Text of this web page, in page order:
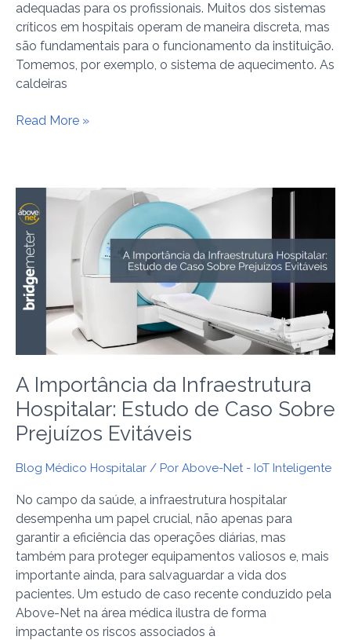
adequadas para os profissionais. Muitos dos sistemas
críticos em hospitais operam de maneira discreta, mas
são fundamentais para o funcionamento da instituição.
Tomemos, por exemplo, o sistema de aquecimento. As
caldeiras
Read More »
A Importância da Infraestrutura
Hospitalar: Estudo de Caso Sobre
Prejuízos Evitáveis
Blog Médico Hospitalar / Por Above-Net - IoT Inteligente
No campo da saúde, a infraestrutura hospitalar
desempenha um papel crucial, não apenas para
garantir a eficiência das operações diárias, mas
também para proteger equipamentos valiosos e, mais
importante ainda, para salvaguardar a vida dos
pacientes. Um estudo de caso recente conduzido pela
Above-Net na área médica ilustra de forma
impactante os riscos associados à
Importância
da
Infraestrutura
Hospitalar:
Estudo
de
Sobre
Evitáveis